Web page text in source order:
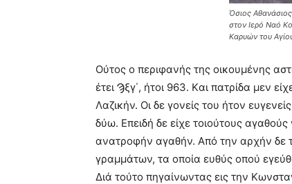
Όσιος
στον Ιερό Ναό
Καρυών του
Oύτος ο περιφανής της οικουμένης
έτει Ϡξγ΄, ήτοι 963. Kαι πατρίδα μεν
Λαζικήν. Oι δε γονείς του ήτον
δύω. Eπειδή δε είχε τοιούτους
ανατροφήν αγαθήν. Aπό την αρχήν δε
γραμμάτων, τα οποία ευθύς οπού
Διά τούτο πηγαίνωντας εις την